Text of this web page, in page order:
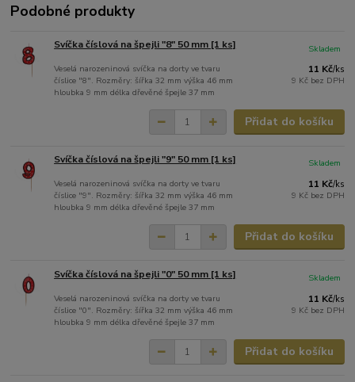
Podobné produkty
Svíčka číslová na špejli "8" 50 mm [1 ks]
Veselá narozeninová svíčka na dorty ve tvaru
číslice "8". Rozměry: šířka 32 mm výška 46 mm
hloubka 9 mm délka dřevěné špejle 37 mm
11 Kč/ks
9 Kč bez DPH
Skladem
Přidat do košíku
Svíčka číslová na špejli "9" 50 mm [1 ks]
Veselá narozeninová svíčka na dorty ve tvaru
číslice "9". Rozměry: šířka 32 mm výška 46 mm
hloubka 9 mm délka dřevěné špejle 37 mm
11 Kč/ks
9 Kč bez DPH
Skladem
Přidat do košíku
Svíčka číslová na špejli "0" 50 mm [1 ks]
Veselá narozeninová svíčka na dorty ve tvaru
číslice "0". Rozměry: šířka 32 mm výška 46 mm
hloubka 9 mm délka dřevěné špejle 37 mm
11 Kč/ks
9 Kč bez DPH
Skladem
Přidat do košíku